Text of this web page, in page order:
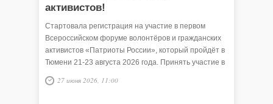
активистов!
Стартовала регистрация на участие в первом
Всероссийском форуме волонтёров и гражданских
активистов «Патриоты России», который пройдёт в
Тюмени 21-23 августа 2026 года. Принять участие в
событии могут жители регионов, которые активно
помогают бойцам специальной военной операции и
27 июня 2026, 11:00